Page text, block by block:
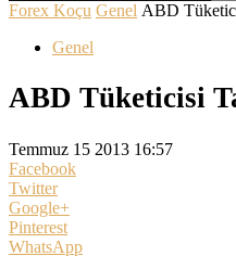
Forex Koçu Genel ABD
Genel
ABD Tüketicisi
Temmuz 15 2013 16:57
Facebook
Twitter
Google+
Pinterest
WhatsApp